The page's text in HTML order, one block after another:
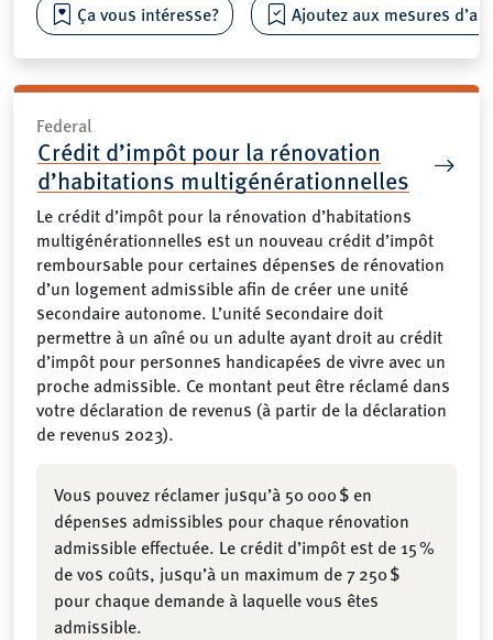
Ça vous intéresse? Ajoutez aux mesures
Federal
Crédit d’impôt pour la rénovation
d’habitations multigénérationnelles
Le crédit d’impôt pour la rénovation d’habitations
multigénérationnelles est un nouveau crédit d’impôt
remboursable pour certaines dépenses de rénovation
d’un logement admissible afin de créer une unité
secondaire autonome. L’unité secondaire doit
permettre à un aîné ou un adulte ayant droit au crédit
d’impôt pour personnes handicapées de vivre avec un
proche admissible. Ce montant peut être réclamé dans
votre déclaration de revenus (à partir de la déclaration
de revenus 2023).
Vous pouvez réclamer jusqu’à 50 000 $ en
dépenses admissibles pour chaque rénovation
admissible effectuée. Le crédit d’impôt est de 15 %
de vos coûts, jusqu’à un maximum de 7 250 $
pour chaque demande à laquelle vous êtes
admissible.